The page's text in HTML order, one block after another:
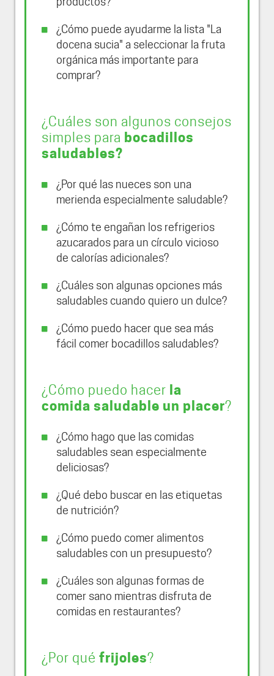
¿Cómo puede ayudarme la lista "La
docena sucia" a seleccionar la fruta
orgánica más importante para
comprar?
¿Cuáles son algunos consejos
simples para bocadillos
saludables?
¿Por qué las nueces son una
merienda especialmente saludable?
¿Cómo te engañan los refrigerios
azucarados para un círculo vicioso
de calorías adicionales?
¿Cuáles son algunas opciones más
saludables cuando quiero un dulce?
¿Cómo puedo hacer que sea más
fácil comer bocadillos saludables?
¿Cómo puedo hacer la
comida saludable un placer?
¿Cómo hago que las comidas
saludables sean especialmente
deliciosas?
¿Qué debo buscar en las etiquetas
de nutrición?
¿Cómo puedo comer alimentos
saludables con un presupuesto?
¿Cuáles son algunas formas de
comer sano mientras disfruta de
comidas en restaurantes?
¿Por qué frijoles?